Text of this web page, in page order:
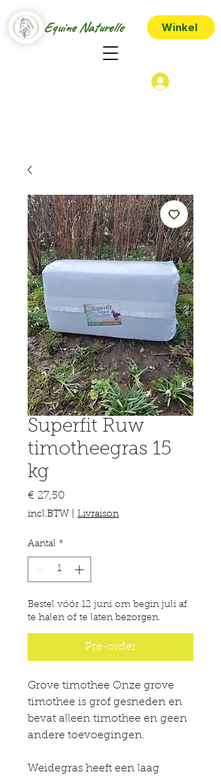
Equine Naturelle Winkel
Superfit Ruw
timotheegras 15
kg
€ 27,50
incl.BTW Livraison
Aantal *
Bestel vóór 12 juni om begin juli af
te halen of te laten bezorgen.
Pre-order
Grove timothee Onze grove
timothee is grof gesneden en
bevat alleen timothee en geen
andere toevoegingen.
Weidegras heeft een laag